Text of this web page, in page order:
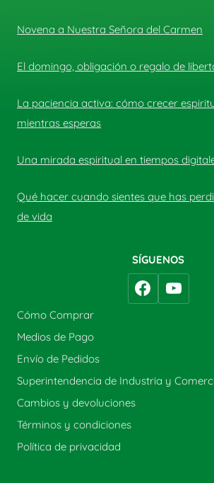
Novena a Nuestra Señora del Carmen
El domingo, obligación o regalo de
La paciencia activa: cómo crecer
mientras esperas
Una mirada espiritual en tiempos
Qué hacer cuando sientes que has
de vida
SÍGUENOS
Cómo Comprar
Medios de Pago
Envío de Pedidos
Superintendencia de Industria y
Cambios y devoluciones
Términos y condiciones
Política de privacidad